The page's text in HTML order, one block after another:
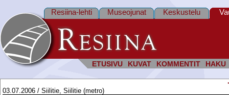
ETUSIVU KUVAT KOMMENTIT HAKU
Resiina-lehti Museojunat Keskustelu
03.07.2006 / Siilitie, Siilitie (metro)